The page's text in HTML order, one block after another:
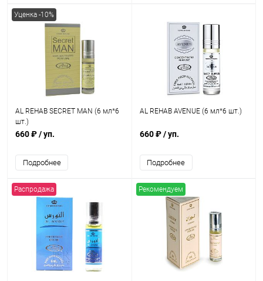
Уценка -10%
AL REHAB SECRET MAN (6 мл*6
шт.)
660 ₽/ уп.
Подробнее
AL REHAB AVENUE (6 мл*6 шт.)
660 ₽/ уп.
Подробнее
Распродажа Рекомендуем